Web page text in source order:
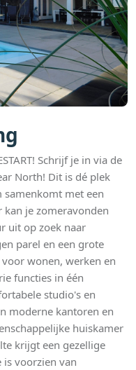
Schrijf je in via de
North! Dit is dé plek
samenkomt met een
je zomeravonden
uit op zoek naar
parel en een grote
wonen, werken en
functies in één
studio's en
moderne kantoren en
huiskamer
krijgt een gezellige
is voorzien van